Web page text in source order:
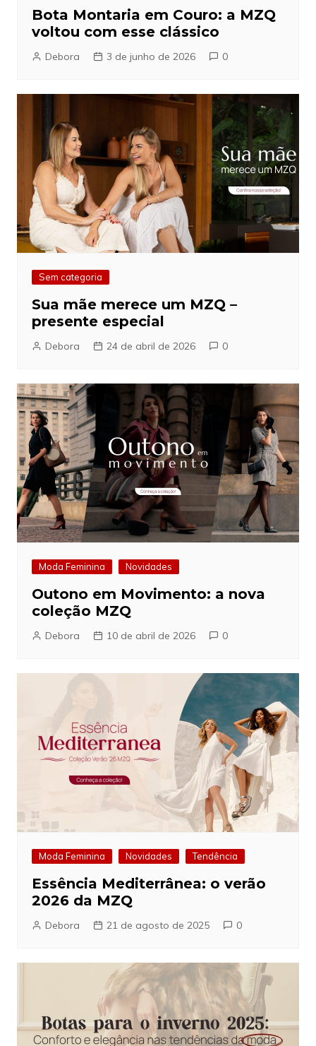
Bota Montaria em Couro: a MZQ
voltou com esse clássico
Debora 3 de junho de 2026 0
Sem categoria
Sua mãe merece um MZQ –
presente especial
Debora 24 de abril de 2026 0
Moda Feminina Novidades
Outono em Movimento: a nova
coleção MZQ
Debora 10 de abril de 2026 0
Moda Feminina Novidades Tendência
Essência Mediterrânea: o verão
2026 da MZQ
Debora 21 de agosto de 2025 0